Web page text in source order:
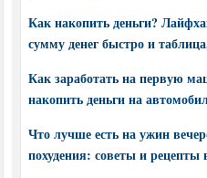
Как накопить деньги?
сумму денег быстро и
Как заработать на первую
накопить деньги на
Что лучше есть на ужин
похудения: советы и рецепты